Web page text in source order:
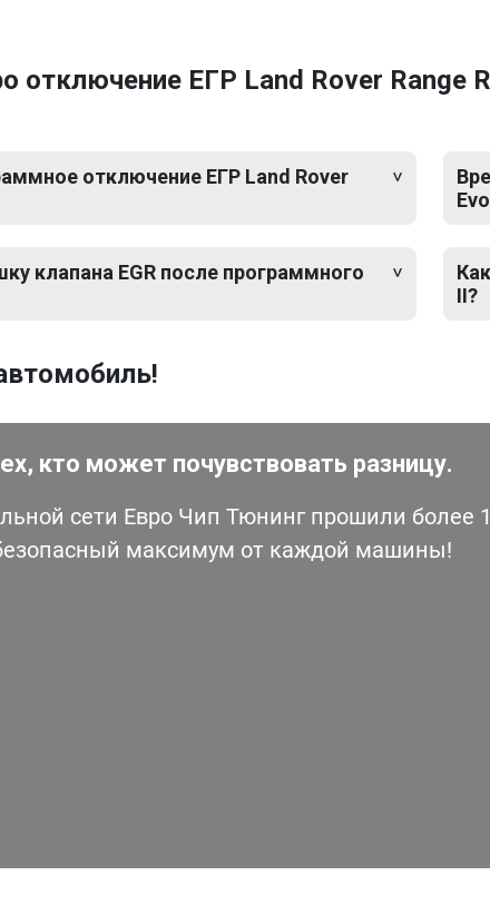
отключение ЕГР Land Rover Range
отключение ЕГР Land Rover
клапана EGR после программного
II?
кто может почувствовать разницу.
сети Евро Чип Тюнинг прошили более
максимум от каждой машины!